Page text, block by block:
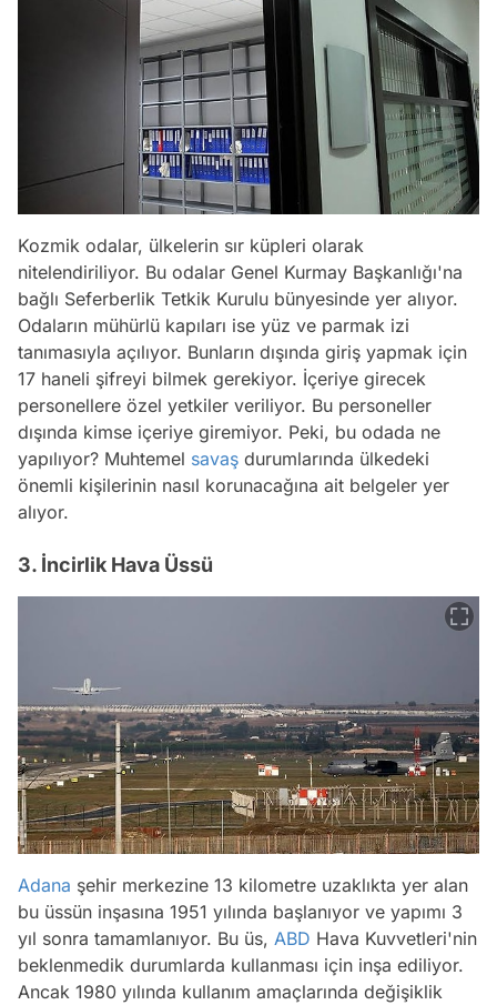
Kozmik odalar, ülkelerin sır küpleri olarak
nitelendiriliyor. Bu odalar Genel Kurmay Başkanlığı'na
bağlı Seferberlik Tetkik Kurulu bünyesinde yer alıyor.
Odaların mühürlü kapıları ise yüz ve parmak izi
tanımasıyla açılıyor. Bunların dışında giriş yapmak için
17 haneli şifreyi bilmek gerekiyor. İçeriye girecek
personellere özel yetkiler veriliyor. Bu personeller
dışında kimse içeriye giremiyor. Peki, bu odada ne
yapılıyor? Muhtemel savaş durumlarında ülkedeki
önemli kişilerinin nasıl korunacağına ait belgeler yer
alıyor.
3. İncirlik Hava Üssü
Adana şehir merkezine 13 kilometre uzaklıkta yer alan
bu üssün inşasına 1951 yılında başlanıyor ve yapımı 3
yıl sonra tamamlanıyor. Bu üs, ABD Hava Kuvvetleri'nin
beklenmedik durumlarda kullanması için inşa ediliyor.
Ancak 1980 yılında kullanım amaçlarında değişiklik